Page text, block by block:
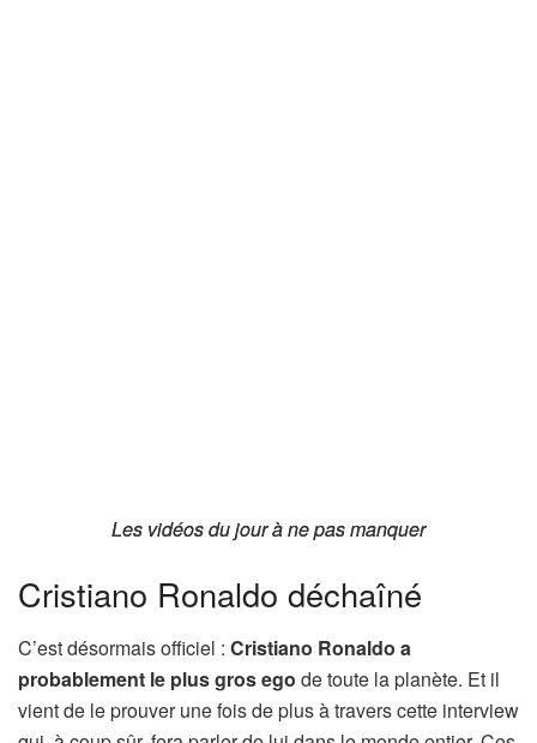
Les vidéos du jour à ne pas manquer
Les vidéos du jour à ne pas manquer
Cristiano Ronaldo déchaîné
C’est désormais officiel : Cristiano Ronaldo a
probablement le plus gros ego de toute la planète. Et il
vient de le prouver une fois de plus à travers cette interview